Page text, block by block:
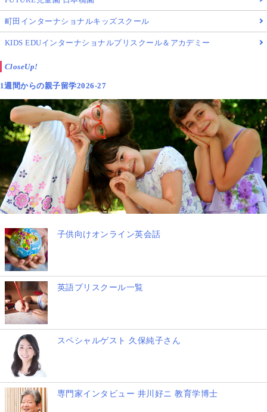
町田インターナショナルキッズスクール
KIDS EDUインターナショナルプリスクール＆アカデミー
CloseUp!
1週間からの親子留学2026-27
子供向けオンライン英会話
英語プリスクール一覧
スペシャルゲスト 久保純子さん
専門家インタビュー 井川好ニ 教育学博士